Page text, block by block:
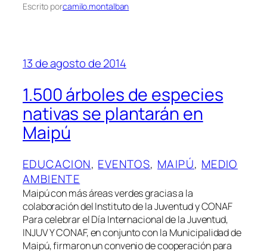
Escrito porcamilo.montalban
13 de agosto de 2014
1.500 árboles de especies
nativas se plantarán en
Maipú
EDUCACION, EVENTOS, MAIPÚ, MEDIO
AMBIENTE
Maipú con más áreas verdes gracias a la
colaboración del Instituto de la Juventud y CONAF
Para celebrar el Día Internacional de la Juventud,
INJUV Y CONAF, en conjunto con la Municipalidad de
Maipú, firmaron un convenio de cooperación para